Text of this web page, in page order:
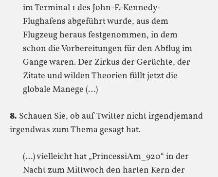
im Terminal 1 des John-F.-Kennedy-
Flughafens abgeführt wurde, aus dem
Flugzeug heraus festgenommen, in dem
schon die Vorbereitungen für den Abflug im
Gange waren. Der Zirkus der Gerüchte, der
Zitate und wilden Theorien füllt jetzt die
globale Manege (…)
8. Schauen Sie, ob auf Twitter nicht irgendjemand
irgendwas zum Thema gesagt hat.
(…) vielleicht hat „PrincessiAm_920“ in der
Nacht zum Mittwoch den harten Kern der